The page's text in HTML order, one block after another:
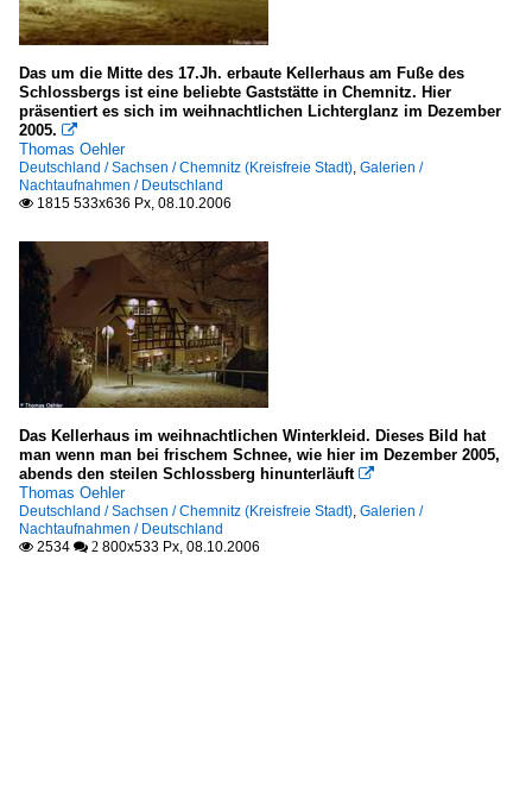
Das um die Mitte des 17.Jh. erbaute Kellerhaus am Fuße des
Schlossbergs ist eine beliebte Gaststätte in Chemnitz. Hier
präsentiert es sich im weihnachtlichen Lichterglanz im Dezember
2005. 
Thomas Oehler
Deutschland / Sachsen / Chemnitz (Kreisfreie Stadt), Galerien /
Nachtaufnahmen / Deutschland
 1815 533x636 Px, 08.10.2006
Das Kellerhaus im weihnachtlichen Winterkleid. Dieses Bild hat
man wenn man bei frischem Schnee, wie hier im Dezember 2005,
abends den steilen Schlossberg hinunterläuft 
Thomas Oehler
Deutschland / Sachsen / Chemnitz (Kreisfreie Stadt), Galerien /
Nachtaufnahmen / Deutschland
 2534  2 800x533 Px, 08.10.2006